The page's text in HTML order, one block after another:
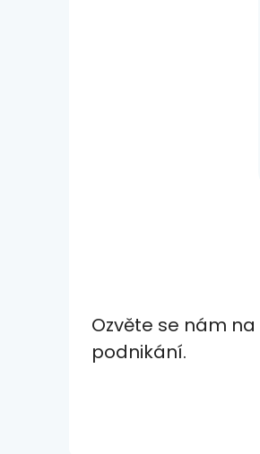
Ozvěte se nám na
podnikání.